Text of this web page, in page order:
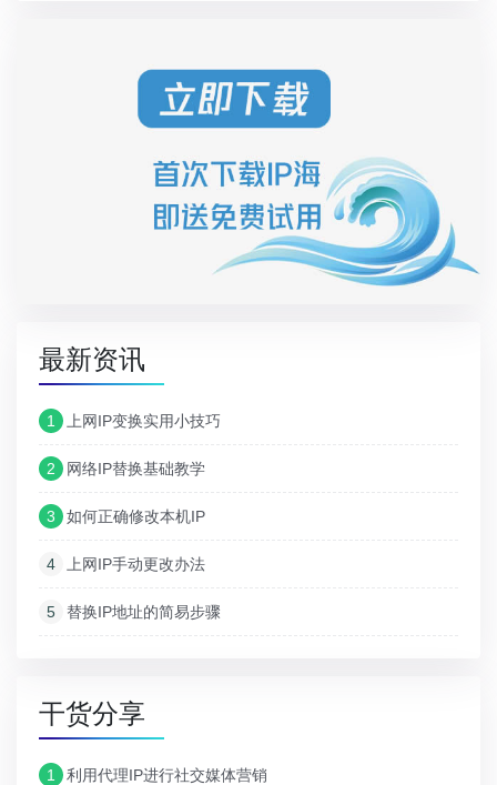
最新资讯
1 上网IP变换实用小技巧
2 网络IP替换基础教学
3 如何正确修改本机IP
4 上网IP手动更改办法
5 替换IP地址的简易步骤
干货分享
1 利用代理IP进行社交媒体营销